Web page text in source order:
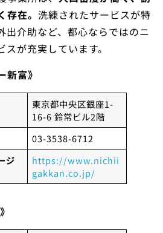
在。 洗練されたサービスが特
出介助など、都心ならではのニ
が充実しています。
新富》
東京都中央区銀座1-
16-6 鈴常ビル2階
03-3538-6712
ジ
https://www.nichii
gakkan.co.jp/